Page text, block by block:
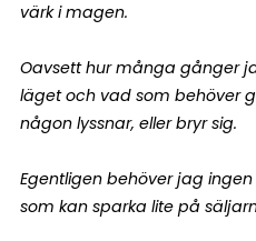
värk i magen.
Oavsett hur många gånger
läget och vad som behöver
någon lyssnar, eller bryr sig.
Egentligen behöver jag
som kan sparka lite på